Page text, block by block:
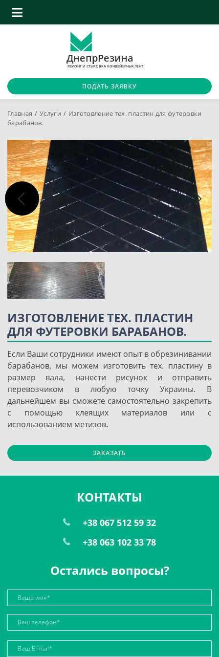
ДнепрРезина
РЕМОНТ И СТЫКОВКА КОНВЕЙЕРНЫХ ЛЕНТ
ПОДАТЬ ЗАЯВКУ
Главная Услуги
Изготовление тех. пластин для футеровки
барабанов.
ИЗГОТОВЛЕНИЕ ТЕХ. ПЛАСТИН
ДЛЯ ФУТЕРОВКИ БАРАБАНОВ.
Если Ваши сотрудники имеют опыт в обрезинивании
барабанов, мы можем изготовить тех. пластину в
размер вала, нанести рисунок и отправить
перевозчиком в любую точку Украины. В
дальнейшем вы сможете самостоятельно закрепить
с помощью клеящих материалов или с
использованием метизов.
ЗАКАЗАТЬ
КОНТАКТЫ
+38 067 512 59 32
+38 063 102 33 78
Остались вопросы?